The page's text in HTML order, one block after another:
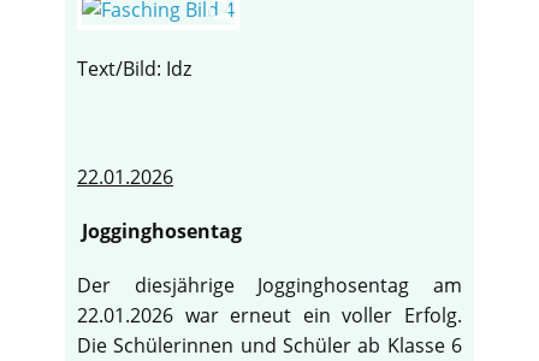
Text/Bild: Idz
22.01.2026
Jogginghosentag
Der diesjährige Jogginghosentag am
22.01.2026 war erneut ein voller Erfolg.
Die Schülerinnen und Schüler ab Klasse 6